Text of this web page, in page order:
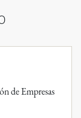
de Empresas